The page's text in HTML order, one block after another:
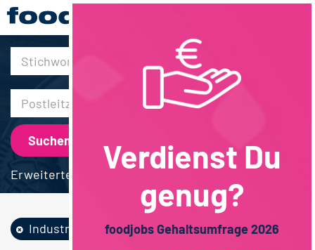
30km
Erweiterte Suche
Industrie Vollzeit Hamburg
Verdienst Du
genug?
foodjobs Gehaltsumfrage 2026